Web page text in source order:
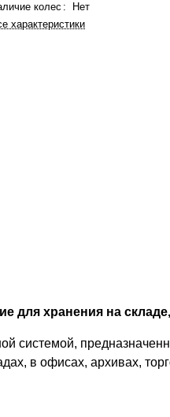
колес :
Нет
характеристики
для хранения на
системой,
в офисах, архивах,